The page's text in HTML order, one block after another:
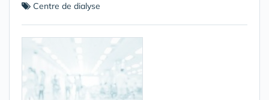
Centre de dialyse